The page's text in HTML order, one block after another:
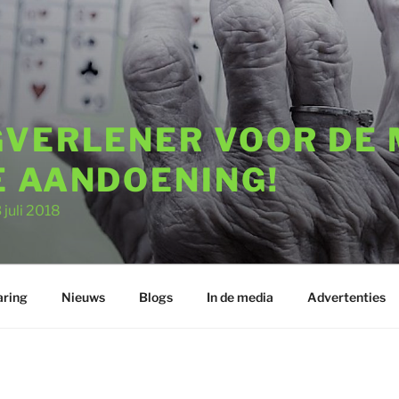
VOOR DE
AANDOENING!
juli 2018
Nieuws Blogs In de media Advertenties